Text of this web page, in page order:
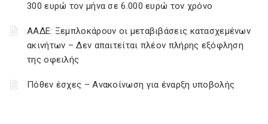
300 ευρώ τον μήνα σε 6.000 ευρώ τον χρόνο
ΑΑΔΕ: Ξεμπλοκάρουν οι μεταβιβάσεις κατασχεμένων
ακινήτων – Δεν απαιτείται πλέον πλήρης εξόφληση
της οφειλής
Πόθεν έσχες – Ανακοίνωση για έναρξη υποβολής